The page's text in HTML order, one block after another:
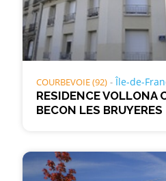
COURBEVOIE (92) Île-de-
RESIDENCE VOLLONA
BECON LES BRUYERES